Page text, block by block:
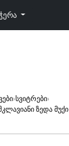
›სვიტრები›
ზედა